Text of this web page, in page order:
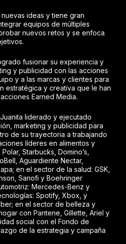
ideas y tiene gran
equipos de múltiples
nuevos retos y se enfoca
fusionar su experiencia y
y publicidad con las acciones
y a las marcas y clientes para
estratégica y creativa que le han
Earned Media.
liderado y ejecutado
marketing y publicidad para
de su trayectoria a trabajando
líderes en alimentos y
Starbucks, Domino’s,
Aguardiente Nectar,
en el sector de la salud: GSK,
Sanofi y Boehringer
Mercedes-Benz y
Spotify, Xbox, y
en el sector de belleza y
con Pantene, Gillette, Ariel y
social con el Fondo de
de la estrategia y campaña